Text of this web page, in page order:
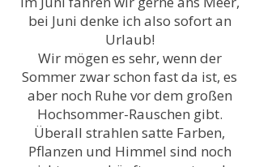
bei Juni denke ich also sofort an
Urlaub!
Wir mögen es sehr, wenn der
Sommer zwar schon fast da ist, es
aber noch Ruhe vor dem großen
Hochsommer-Rauschen gibt.
Überall strahlen satte Farben,
Pflanzen und Himmel sind noch